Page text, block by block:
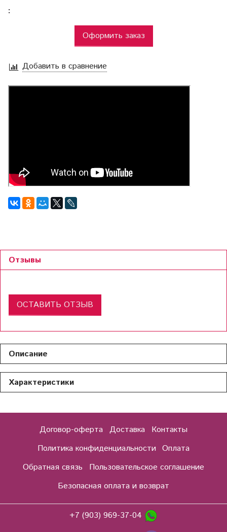
:
Оформить заказ
Добавить в сравнение
Отзывы
ОСТАВИТЬ ОТЗЫВ
Описание
Характеристики
Договор-оферта Доставка
Контакты
Политика конфиденциальности Оплата
Обратная связь
Пользовательское соглашение
Безопасная оплата и возврат
+7 (903) 969-37-04